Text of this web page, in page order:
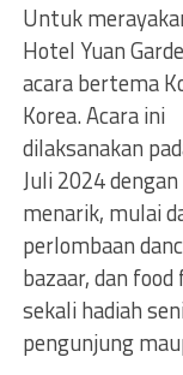
Untuk
Hotel Yuan
acara bertema
Korea. Acara ini
dilaksanakan
Juli 2024
menarik, mulai
perlombaan
bazaar, dan
sekali hadiah
pengunjung